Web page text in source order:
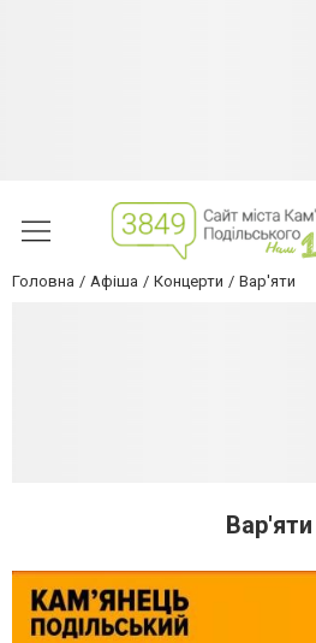
Головна Афіша Концерти Вар'яти
Вар'яти